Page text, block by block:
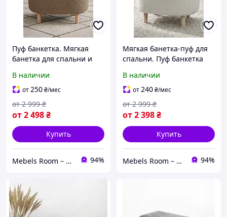
Пуф банкетка. Мягкая
банетка для спальни и
сидения.
В наличии
от250₴/мес
от2 498₴
от 2 999 ₴
Купить
Mebels Room – ми за комфорт та зручність для вас 94%
Мягкая банетка-пуф для
спальни. Пуф банкетка
В наличии
от240₴/мес
от2 398₴
от 2 999 ₴
Купить
Mebels Room – ми за комфорт та зручність для вас 94%